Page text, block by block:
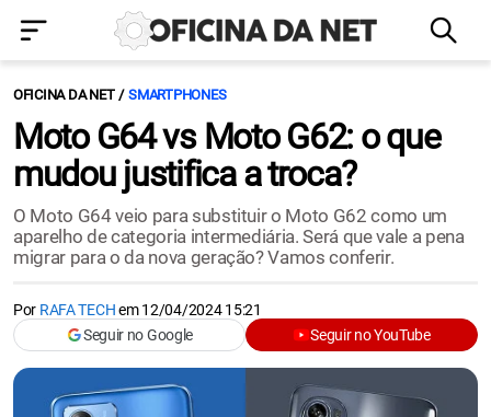
OFICINA DA NET SMARTPHONES
Moto G64 vs Moto G62: o que
mudou justifica a troca?
O Moto G64 veio para substituir o Moto G62 como um
aparelho de categoria intermediária. Será que vale a pena
migrar para o da nova geração? Vamos conferir.
Por RAFA TECHem12/04/2024 15:21
Seguir no Google
Seguir no YouTube